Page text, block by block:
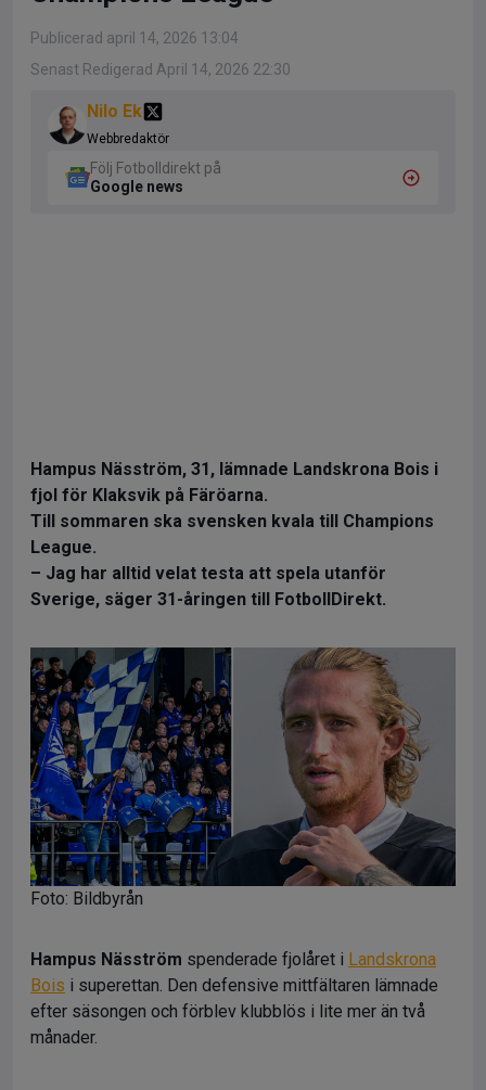
Publicerad april 14, 2026 13:04
Senast Redigerad April 14, 2026 22:30
Nilo Ek
Webbredaktör
Följ Fotbolldirekt på
Google news
Hampus Näsström, 31, lämnade Landskrona Bois i
fjol för Klaksvik på Färöarna.
Till sommaren ska svensken kvala till Champions
League.
– Jag har alltid velat testa att spela utanför
Sverige, säger 31-åringen till FotbollDirekt.
Foto: Bildbyrån
Hampus Näsström spenderade fjolåret i Landskrona
Bois i superettan. Den defensive mittfältaren lämnade
efter säsongen och förblev klubblös i lite mer än två
månader.